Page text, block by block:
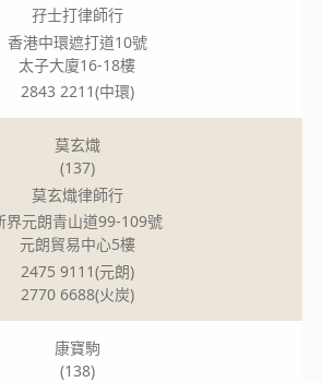
孖士打律師行
香港中環遮打道10號
太子大廈16-18樓
2843 2211(中環)
莫玄熾
(137)
莫玄熾律師行
界元朗青山道99-109號
元朗貿易中心5樓
2475 9111(元朗)
2770 6688(火炭)
康寶駒
(138)